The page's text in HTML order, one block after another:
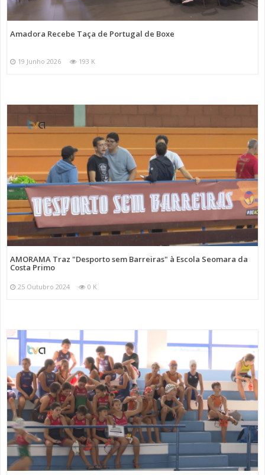
Amadora Recebe Taça de Portugal de Boxe
19 Junho 2026 193 K
AMORAMA Traz "Desporto sem Barreiras" à Escola Seomara da
Costa Primo
25 Outubro 2024 0 K